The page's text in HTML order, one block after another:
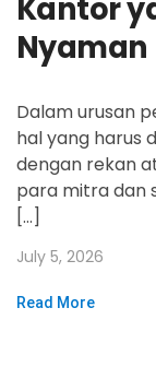
Kantor
Nyaman
Dalam urusan
hal yang harus
dengan rekan
para mitra dan
[…]
July 5, 2026
Read More